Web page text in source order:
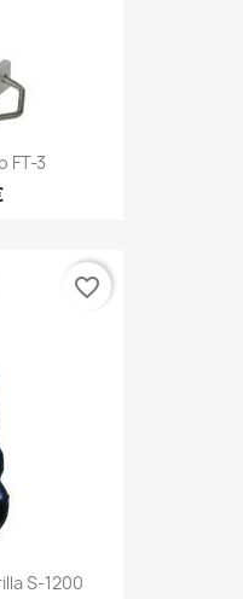
FT-3
S-1200
favorite_border